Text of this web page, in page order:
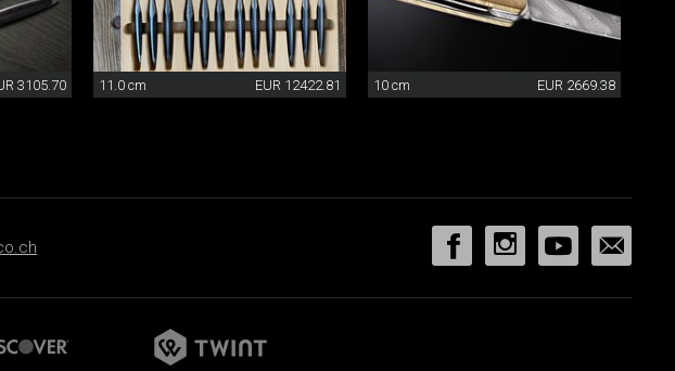
3105.70 11.0 cm EUR 12422.81 10 cm EUR 2669.38